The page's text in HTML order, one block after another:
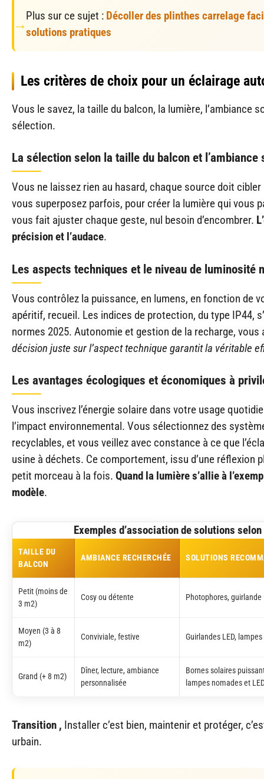
Plus sur ce sujet : Décoller des plinthes carrelage
solutions pratiques
Les critères de choix pour un éclairage
Vous le savez, la taille du balcon, la lumière, l’ambiance
sélection.
La sélection selon la taille du balcon et l’ambiance
Vous ne laissez rien au hasard, chaque source doit
vous superposez parfois, pour créer la lumière qui vous
vous fait ajuster chaque geste, nul besoin d’encombrer.
précision et l’audace.
Les aspects techniques et le niveau de luminosité
Vous contrôlez la puissance, en lumens, en fonction de
apéritif, recueil. Les indices de protection, du type IP44,
normes 2025. Autonomie et gestion de la recharge,
décision juste sur l’aspect technique garantit la véritable
Les avantages écologiques et économiques à
Vous inscrivez l’énergie solaire dans votre usage
l’impact environnemental. Vous sélectionnez des
recyclables, et vous veillez avec constance à ce que
usine à déchets. Ce comportement, issu d’une réflexion
petit morceau à la fois. Quand la lumière s’allie à
modèle.
Exemples d’association de solutions
TAILLE DU
BALCON
AMBIANCE RECHERCHÉE SOLUTIONS
Petit (moins de
3 m2)
Cosy ou détente Photophores, guirlande
Moyen (3 à 8
m2)
Conviviale, festive Guirlandes LED,
Grand (+ 8 m2)
Dîner, lecture, ambiance
personnalisée
Bornes solaires
lampes nomades et
Transition , Installer c’est bien, maintenir et protéger,
urbain.